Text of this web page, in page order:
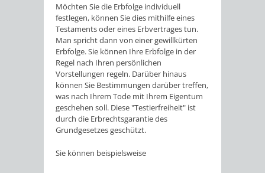
Möchten Sie die Erbfolge individuell
festlegen, können Sie dies mithilfe eines
Testaments oder eines Erbvertrages tun.
Man spricht dann von einer gewillkürten
Erbfolge. Sie können Ihre Erbfolge in der
Regel nach Ihren persönlichen
Vorstellungen regeln. Darüber hinaus
können Sie Bestimmungen darüber treffen,
was nach Ihrem Tode mit Ihrem Eigentum
geschehen soll. Diese "Testierfreiheit" ist
durch die Erbrechtsgarantie des
Grundgesetzes geschützt.
Sie können beispielsweise